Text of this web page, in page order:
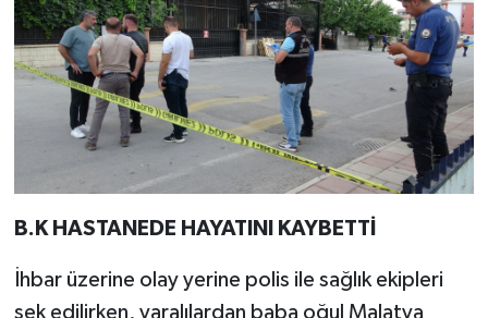
B.K HASTANEDE HAYATINI KAYBETTİ
İhbar üzerine olay yerine polis ile sağlık ekipleri
sek edilirken, yaralılardan baba oğul Malatya